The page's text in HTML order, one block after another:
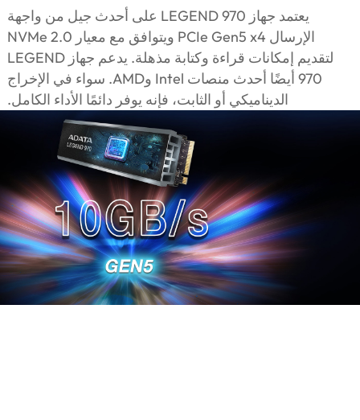
يعتمد جهاز LEGEND 970 على أحدث جيل من واجهة
الإرسال PCIe Gen5 x4 ويتوافق مع معيار NVMe 2.0
لتقديم إمكانات قراءة وكتابة مذهلة. يدعم جهاز LEGEND
970 أيضًا أحدث منصات Intel وAMD. سواء في الإخراج
الديناميكي أو الثابت، فإنه يوفر دائمًا الأداء الكامل.